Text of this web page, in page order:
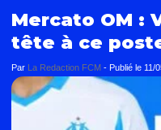
Mercato OM :
tête à ce
Par La Redaction FCM - Publié le 11/